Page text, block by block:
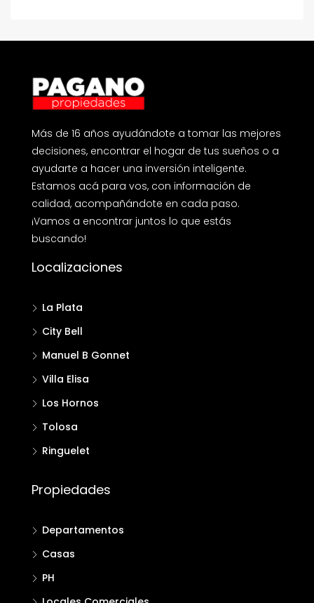
Más de 16 años ayudándote a tomar las mejores
decisiones, encontrar el hogar de tus sueños o a
ayudarte a hacer una inversión inteligente.
Estamos acá para vos, con información de
calidad, acompañándote en cada paso.
¡Vamos a encontrar juntos lo que estás
buscando!
Localizaciones
La Plata
City Bell
Manuel B Gonnet
Villa Elisa
Los Hornos
Tolosa
Ringuelet
Propiedades
Departamentos
Casas
PH